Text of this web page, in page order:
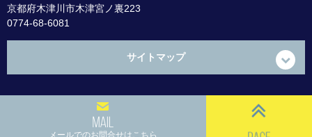
京都府木津川市木津宮ノ裏223
0774-68-6081
サイトマップ
メールでのお問合せはこちら